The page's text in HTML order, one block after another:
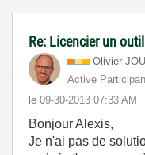
Re: Licencier un
Olivier-
Active
le ‎09-30-2013 07:33 AM
Bonjour Alexis,
Je n'ai pas de